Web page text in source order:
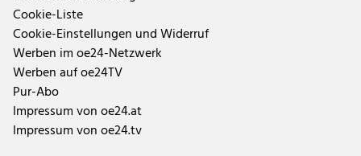
Cookie-Liste
Cookie-Einstellungen und Widerruf
Werben im oe24-Netzwerk
Werben auf oe24TV
Pur-Abo
Impressum von oe24.at
Impressum von oe24.tv